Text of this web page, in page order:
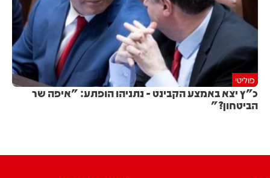
פוליטי
כ"ץ יצא באמצע הקבינט - נתניהו הופתע: "איפה שר
הביטחון?"